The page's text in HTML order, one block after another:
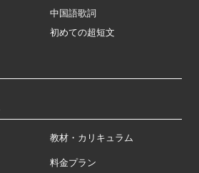
中国語歌詞
初めての超短文
教材・カリキュラム
料金プラン